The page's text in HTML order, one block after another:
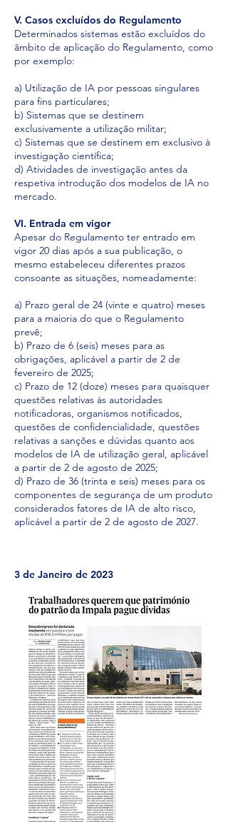
V. Casos excluídos do Regulamento
Determinados sistemas estão excluídos do
âmbito de aplicação do Regulamento, como
por exemplo:
a) Utilização de IA por pessoas singulares
para fins particulares;
​b) Sistemas que se destinem
exclusivamente a utilização militar;
c) Sistemas que se destinem em exclusivo à
investigação científica;
d) Atividades de investigação antes da
respetiva introdução dos modelos de IA no
mercado.
VI. Entrada em vigor
Apesar do Regulamento ter entrado em
vigor 20 dias após a sua publicação, o
mesmo estabeleceu diferentes prazos
consoante as situações, nomeadamente:
a) Prazo geral de 24 (vinte e quatro) meses
para a maioria do que o Regulamento
prevê;
b) Prazo de 6 (seis) meses para as
obrigações, aplicável a partir de 2 de
fevereiro de 2025;
c) Prazo de 12 (doze) meses para quaisquer
questões relativas às autoridades
notificadoras, organismos notificados,
questões de confidencialidade, questões
relativas a sanções e dúvidas quanto aos
modelos de IA de utilização geral, aplicável
a partir de 2 de agosto de 2025;
d) Prazo de 36 (trinta e seis) meses para os
componentes de segurança de um produto
considerados fatores de IA de alto risco,
aplicável a partir de 2 de agosto de 2027.
3 de Janeiro de 2023